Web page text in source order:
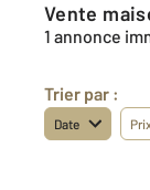
Vente
1 annonce
Trier par :
Date